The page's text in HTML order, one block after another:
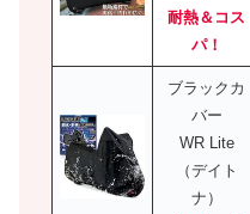
耐熱＆コス
パ！
ブラックカ
バー
WR Lite
（デイト
ナ）